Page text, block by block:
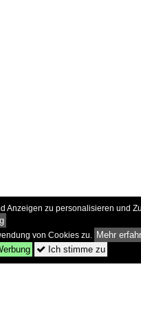
Anzeigen zu personalisieren und
von Cookies zu. Mehr
 Ich stimme zu